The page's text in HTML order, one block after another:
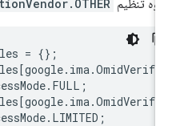
تنظیم
=
[google.ima.
.FULL
[google.ima.
.LIMITED